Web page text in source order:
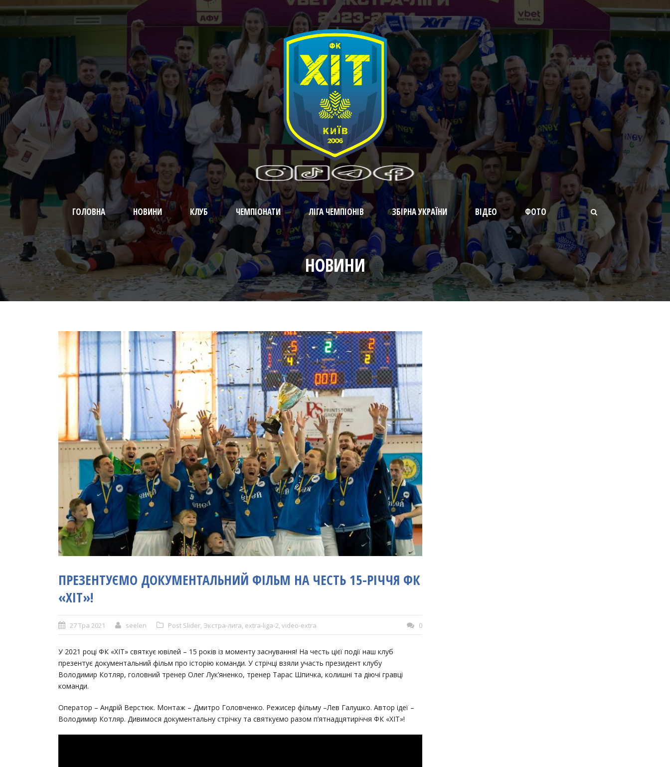
ГОЛОВНА НОВИНИ КЛУБ ЧЕМПІОНАТИ ЛІГА ЧЕМПІОНІВ ЗБІРНА УКРАЇНИ ВІДЕО ФОТО
НОВИНИ
ПРЕЗЕНТУЄМО ДОКУМЕНТАЛЬНИЙ ФІЛЬМ НА ЧЕСТЬ 15-РІЧЧЯ ФК
«ХІТ»!
27 Тра 2021 seelen Post Slider, Экстра-лига, extra-liga-2, video-extra 0
У 2021 році ФК «ХІТ» святкує ювілей – 15 років із моменту заснування! На честь цієї події наш клуб
презентує документальний фільм про історію команди. У стрічці взяли участь президент клубу
Володимир Котляр, головний тренер Олег Лук’яненко, тренер Тарас Шпичка, колишні та діючі гравці
команди.
Оператор – Андрій Верстюк. Монтаж – Дмитро Головченко. Режисер фільму –Лев Галушко. Автор ідеї –
Володимир Котляр. Дивимося документальну стрічку та святкуємо разом п’ятнадцятиріччя ФК «ХІТ»!